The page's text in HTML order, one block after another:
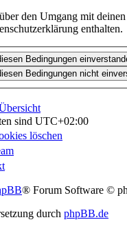
den Umgang mit
enthalten.
sind UTC+02:00
löschen
® Forum Software ©
durch phpBB.de